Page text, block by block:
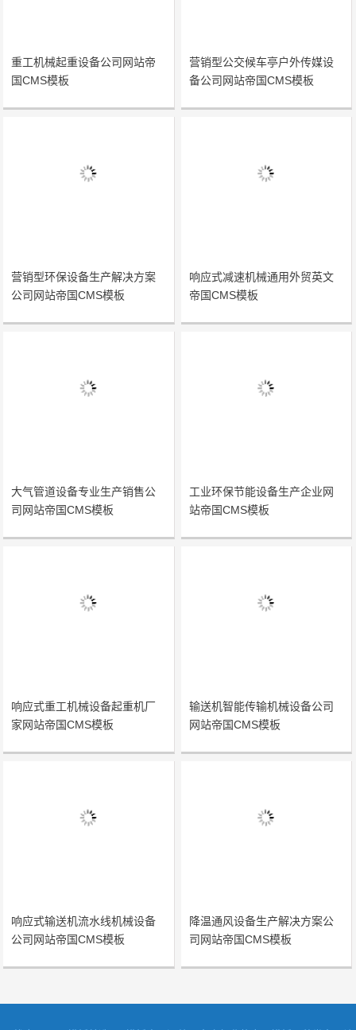
重工机械起重设备公司网站帝
国CMS模板
营销型公交候车亭户外传媒设
备公司网站帝国CMS模板
营销型环保设备生产解决方案
公司网站帝国CMS模板
响应式减速机械通用外贸英文
帝国CMS模板
大气管道设备专业生产销售公
司网站帝国CMS模板
工业环保节能设备生产企业网
站帝国CMS模板
响应式重工机械设备起重机厂
家网站帝国CMS模板
输送机智能传输机械设备公司
网站帝国CMS模板
响应式输送机流水线机械设备
公司网站帝国CMS模板
降温通风设备生产解决方案公
司网站帝国CMS模板